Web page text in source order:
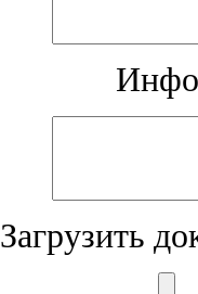
Загрузить